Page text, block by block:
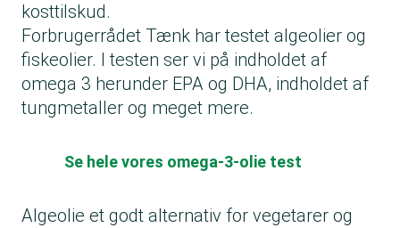
kosttilskud.
Forbrugerrådet Tænk har testet algeolier og
fiskeolier. I testen ser vi på indholdet af
omega 3 herunder EPA og DHA, indholdet af
tungmetaller og meget mere.
Se hele vores omega-3-olie test
Algeolie et godt alternativ for vegetarer og